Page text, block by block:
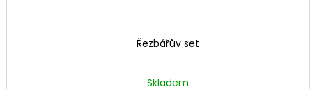
Řezbářův set
Skladem